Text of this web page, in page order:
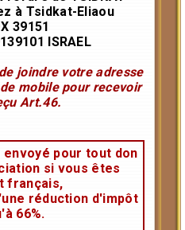
à Tsidkat-Eliaou
39151
ISRAEL
joindre votre adresse
mobile pour recevoir
Art.46.
envoyé pour tout don
si vous êtes
français,
réduction d'impôt
66%.